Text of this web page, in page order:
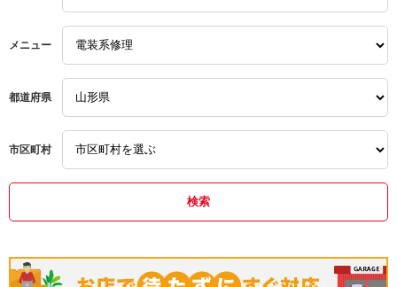
メニュー
都道府県
市区町村